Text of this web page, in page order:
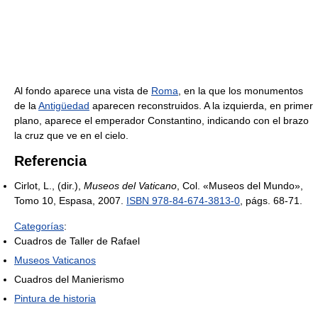
Al fondo aparece una vista de Roma , en la que los monumentos
de la Antigüedad aparecen reconstruidos. A la izquierda, en primer
plano, aparece el emperador Constantino, indicando con el brazo
la cruz que ve en el cielo.
Referencia
Cirlot, L., (dir.), Museos del Vaticano , Col. «Museos del Mundo»,
Tomo 10, Espasa, 2007. ISBN 978-84-674-3813-0 , págs. 68-71.
Categorías:
Cuadros de Taller de Rafael
Museos Vaticanos
Cuadros del Manierismo
Pintura de historia